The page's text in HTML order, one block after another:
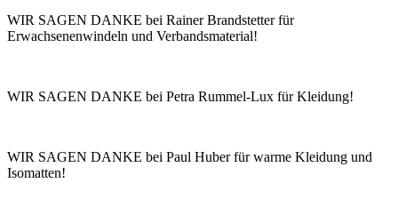
WIR SAGEN DANKE bei Rainer Brandstetter für
Erwachsenenwindeln und Verbandsmaterial!
WIR SAGEN DANKE bei Petra Rummel-Lux für Kleidung!
WIR SAGEN DANKE bei Paul Huber für warme Kleidung und
Isomatten!